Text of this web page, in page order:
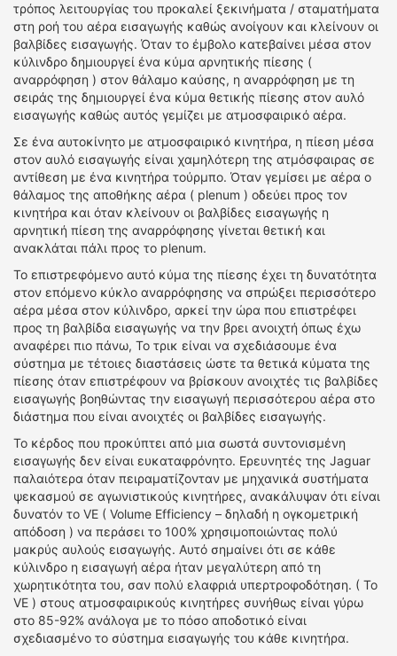
τρόπος λειτουργίας του προκαλεί ξεκινήματα / σταματήματα
στη ροή του αέρα εισαγωγής καθώς ανοίγουν και κλείνουν οι
βαλβίδες εισαγωγής. Όταν το έμβολο κατεβαίνει μέσα στον
κύλινδρο δημιουργεί ένα κύμα αρνητικής πίεσης (
αναρρόφηση ) στον θάλαμο καύσης, η αναρρόφηση με τη
σειράς της δημιουργεί ένα κύμα θετικής πίεσης στον αυλό
εισαγωγής καθώς αυτός γεμίζει με ατμοσφαιρικό αέρα.
Σε ένα αυτοκίνητο με ατμοσφαιρικό κινητήρα, η πίεση μέσα
στον αυλό εισαγωγής είναι χαμηλότερη της ατμόσφαιρας σε
αντίθεση με ένα κινητήρα τούρμπο. Όταν γεμίσει με αέρα ο
θάλαμος της αποθήκης αέρα ( plenum ) οδεύει προς τον
κινητήρα και όταν κλείνουν οι βαλβίδες εισαγωγής η
αρνητική πίεση της αναρρόφησης γίνεται θετική και
ανακλάται πάλι προς το plenum.
Το επιστρεφόμενο αυτό κύμα της πίεσης έχει τη δυνατότητα
στον επόμενο κύκλο αναρρόφησης να σπρώξει περισσότερο
αέρα μέσα στον κύλινδρο, αρκεί την ώρα που επιστρέφει
προς τη βαλβίδα εισαγωγής να την βρει ανοιχτή όπως έχω
αναφέρει πιο πάνω, Το τρικ είναι να σχεδιάσουμε ένα
σύστημα με τέτοιες διαστάσεις ώστε τα θετικά κύματα της
πίεσης όταν επιστρέφουν να βρίσκουν ανοιχτές τις βαλβίδες
εισαγωγής βοηθώντας την εισαγωγή περισσότερου αέρα στο
διάστημα που είναι ανοιχτές οι βαλβίδες εισαγωγής.
Το κέρδος που προκύπτει από μια σωστά συντονισμένη
εισαγωγής δεν είναι ευκαταφρόνητο. Ερευνητές της Jaguar
παλαιότερα όταν πειραματίζονταν με μηχανικά συστήματα
ψεκασμού σε αγωνιστικούς κινητήρες, ανακάλυψαν ότι είναι
δυνατόν το VE ( Volume Efficiency – δηλαδή η ογκομετρική
απόδοση ) να περάσει το 100% χρησιμοποιώντας πολύ
μακρύς αυλούς εισαγωγής. Αυτό σημαίνει ότι σε κάθε
κύλινδρο η εισαγωγή αέρα ήταν μεγαλύτερη από τη
χωρητικότητα του, σαν πολύ ελαφριά υπερτροφοδότηση. ( Το
VE ) στους ατμοσφαιρικούς κινητήρες συνήθως είναι γύρω
στο 85-92% ανάλογα με το πόσο αποδοτικό είναι
σχεδιασμένο το σύστημα εισαγωγής του κάθε κινητήρα.